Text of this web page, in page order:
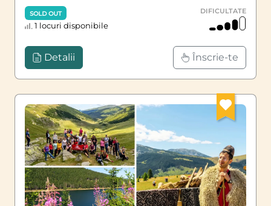
SOLD OUT
1 locuri disponibile
DIFICULTATE
Detalii Înscrie-te